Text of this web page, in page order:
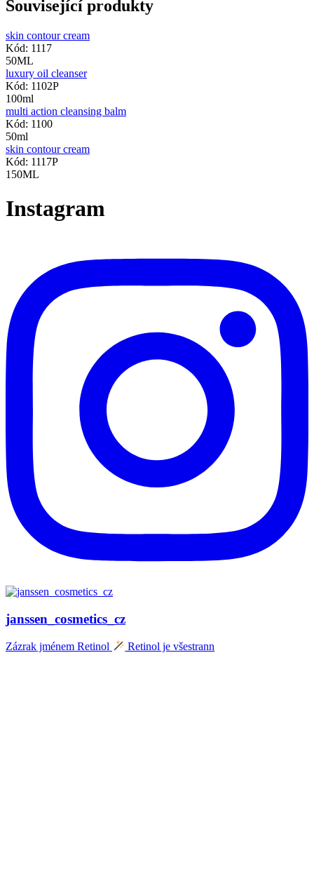
Související produkty
skin contour cream
Kód: 1117
50ML
luxury oil cleanser
Kód: 1102P
100ml
multi action cleansing balm
Kód: 1100
50ml
skin contour cream
Kód: 1117P
150ML
Instagram
janssen_cosmetics_cz
Zázrak jménem Retinol Retinol je všestrann